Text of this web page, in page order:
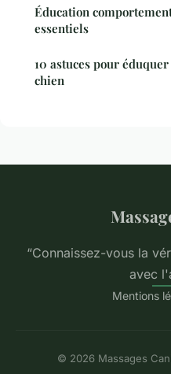
Éducation
essentiels
10 astuces pour
chien
“Connaissez-vous la
avec
Mentions
© 2026 Massages